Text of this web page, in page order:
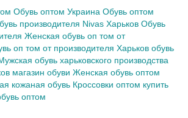
Обувь оптом Украина Обувь оптом
производителя Nivas Харьков Обувь
Женская обувь оп том от
оп том от производителя Харьков обувь
обувь харьковского производства
магазин обуви Женская обувь оптом
кожаная обувь Кроссовки оптом купить
оптом